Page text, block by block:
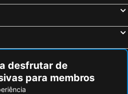
Ovindoli Hotéis na praia
Rocca San Giovanni Hotéis na praia
desfrutar de
para membros